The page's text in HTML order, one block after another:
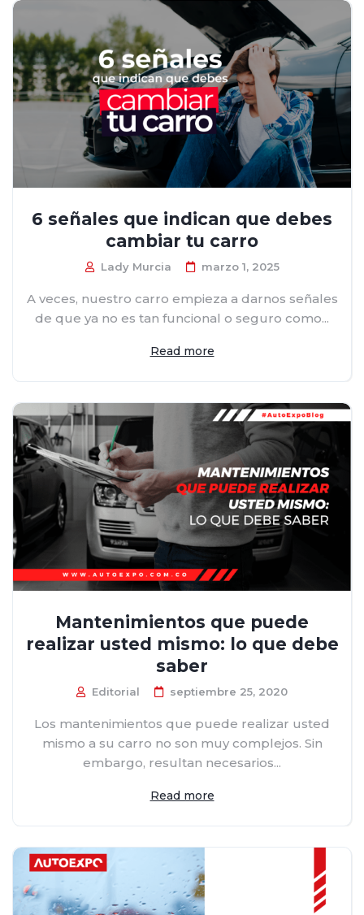
6 señales que indican que debes
cambiar tu carro
Lady Murcia marzo 1, 2025
A veces, nuestro carro empieza a darnos señales
de que ya no es tan funcional o seguro como...
Read more
Mantenimientos que puede
realizar usted mismo: lo que debe
saber
Editorial septiembre 25, 2020
Los mantenimientos que puede realizar usted
mismo a su carro no son muy complejos. Sin
embargo, resultan necesarios...
Read more